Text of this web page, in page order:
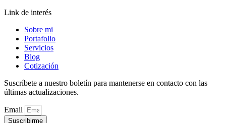
Link de interés
Sobre mi
Portafolio
Servicios
Blog
Cotización
Suscríbete a nuestro boletín para mantenerse en contacto con las
últimas actualizaciones.
Email
Suscribirme